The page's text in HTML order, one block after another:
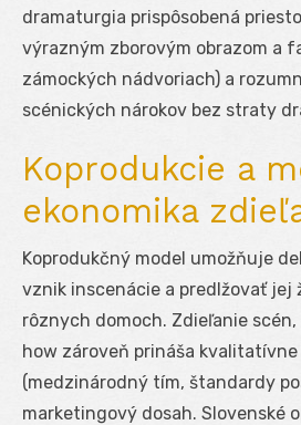
dramaturgia prispôsobená
výrazným zborovým obrazom a
zámockých nádvoriach) a
scénických nárokov bez straty
Koprodukcie a
ekonomika
Koprodukčný model umožňuje
vznik inscenácie a predlžovať jej
rôznych domoch. Zdieľanie
how zároveň prináša
(medzinárodný tím, štandardy
marketingový dosah. Slovenské